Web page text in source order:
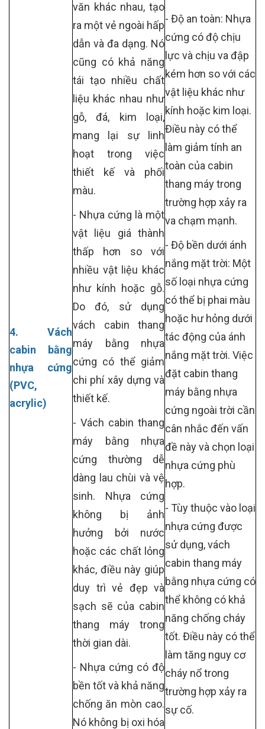
4. Vách
cabin bằng
nhựa cứng
(PVC,
acrylic)
văn khác nhau, tạo
ra một vẻ ngoài hấp
dẫn và đa dạng. Nó
cũng có khả năng
tái tạo nhiều chất
liệu khác nhau như
gỗ, đá, kim loại,
mang lại sự linh
hoạt trong việc
thiết kế và phối
màu.
- Nhựa cứng là một
vật liệu giá thành
thấp hơn so với
nhiều vật liệu khác
như kính hoặc gỗ.
Do đó, sử dụng
vách cabin thang
máy bằng nhựa
cứng có thể giảm
chi phí xây dựng và
thiết kế.
- Vách cabin thang
máy bằng nhựa
cứng thường dễ
dàng lau chùi và vệ
sinh. Nhựa cứng
không bị ảnh
hưởng bởi nước
hoặc các chất lỏng
khác, điều này giúp
duy trì vẻ đẹp và
sạch sẽ của cabin
thang máy trong
thời gian dài.
- Nhựa cứng có độ
bền tốt và khả năng
chống ăn mòn cao.
Nó không bị oxi hóa
- Độ an toàn: Nhựa
cứng có độ chịu
lực và chịu va đập
kém hơn so với các
vật liệu khác như
kính hoặc kim loại.
Điều này có thể
làm giảm tính an
toàn của cabin
thang máy trong
trường hợp xảy ra
va chạm mạnh.
- Độ bền dưới ánh
nắng mặt trời: Một
số loại nhựa cứng
có thể bị phai màu
hoặc hư hỏng dưới
tác động của ánh
nắng mặt trời. Việc
đặt cabin thang
máy bằng nhựa
cứng ngoài trời cần
cân nhắc đến vấn
đề này và chọn loại
nhựa cứng phù
hợp.
- Tùy thuộc vào loại
nhựa cứng được
sử dụng, vách
cabin thang máy
bằng nhựa cứng có
thể không có khả
năng chống cháy
tốt. Điều này có thể
làm tăng nguy cơ
cháy nổ trong
trường hợp xảy ra
sự cố.